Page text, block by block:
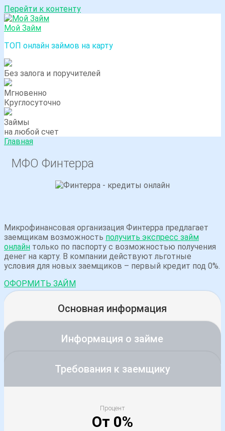
Перейти к контенту
Мой Займ
ТОП онлайн займов на карту
Без залога и поручителей
Мгновенно
Круглосуточно
Займы
на любой счет
Главная
МФО Финтерра
Микрофинансовая организация Финтерра предлагает
заемщикам возможность получить экспресс займ
онлайн только по паспорту с возможностью получения
денег на карту. В компании действуют льготные
условия для новых заемщиков – первый кредит под 0%.
ОФОРМИТЬ ЗАЙМ
Основная информация
Информация о займе
Требования к заемщику
Процент
От 0%